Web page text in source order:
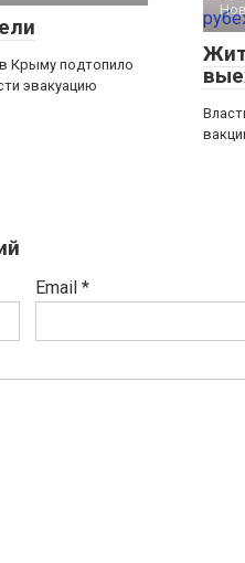
Крыму подтопило
эвакуацию
Email *